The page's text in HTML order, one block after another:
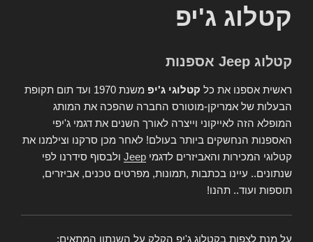
קטלוג ג'יפ
קטלוג Jeep אספנות
ראשית אספנו את כל קטלוגי ג'יפ
משנת 1970 ועד תום תקופת
הבעלות של אמריקן-מוטורס החברה שהפכה את המותג
המופלא הזה לאייקוני וייצרה לאורך השנים את דגמי ג'יפי
האספנות הנחשקים ביותר בעולם! לאחר מכן סרקנו וצילמנו את
קטלוגי המכירות והאביזרים לדגמי Jeep ולבסוף סידרנו לפי
שנתונים.. עיינו בכתבות ,תמונות, מפרטים טכנים, אביזרים,
תוספות ועוד.. תהנו!
על מנת לצפות בקטלוג ג'יפ הקלק על השנתון המתאים: